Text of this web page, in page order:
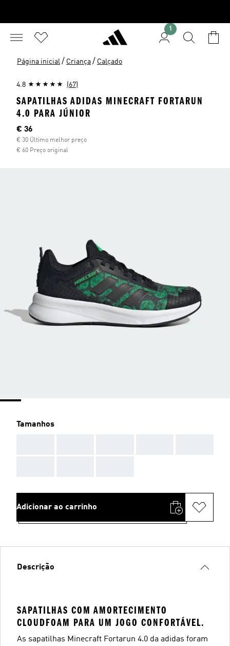
1
Página inicial / Criança / Calçado
4.8 (67)
SAPATILHAS ADIDAS MINECRAFT FORTARUN
4.0 PARA JÚNIOR
Preço atual
€ 36
€ 30 Último melhor preço
€ 60 Preço original
Tamanhos
Adicionar ao carrinho
Descrição
SAPATILHAS COM AMORTECIMENTO
CLOUDFOAM PARA UM JOGO CONFORTÁVEL.
As sapatilhas Minecraft Fortarun 4.0 da adidas foram